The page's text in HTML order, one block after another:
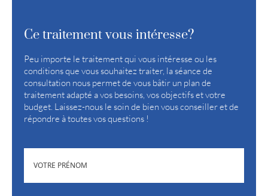
Ce traitement vous intéresse?
Peu importe le traitement qui vous intéresse ou les
conditions que vous souhaitez traiter, la séance de
consultation nous permet de vous bâtir un plan de
traitement adapté a vos besoins, vos objectifs et votre
budget. Laissez-nous le soin de bien vous conseiller et de
répondre à toutes vos questions !